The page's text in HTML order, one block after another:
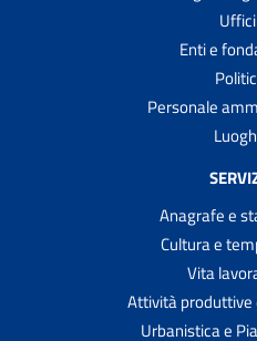
Uffici
Enti e
Personale
Anagrafe e
Cultura e
Vita
Attività
Urbanistica e